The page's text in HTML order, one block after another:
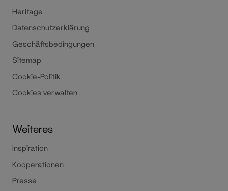
Heritage
Datenschutzerklärung
Geschäftsbedingungen
Sitemap
Cookie-Politik
Cookies verwalten
Weiteres
Inspiration
Kooperationen
Presse